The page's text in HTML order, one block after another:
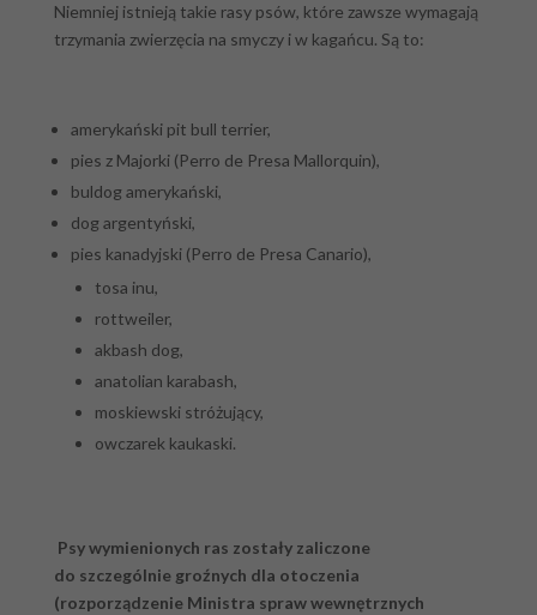
Niemniej istnieją takie rasy psów, które zawsze wymagają
trzymania zwierzęcia na smyczy i w kagańcu. Są to:
amerykański pit bull terrier,
pies z Majorki (Perro de Presa Mallorquin),
buldog amerykański,
dog argentyński,
pies kanadyjski (Perro de Presa Canario),
tosa inu,
rottweiler,
akbash dog,
anatolian karabash,
moskiewski stróżujący,
owczarek kaukaski.
Psy wymienionych ras zostały zaliczone
do szczególnie groźnych dla otoczenia
(rozporządzenie Ministra spraw wewnętrznych